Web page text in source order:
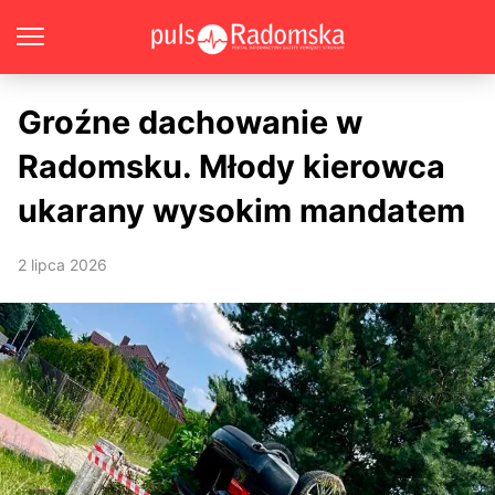
Groźne dachowanie w
Radomsku. Młody kierowca
ukarany wysokim mandatem
2 lipca 2026